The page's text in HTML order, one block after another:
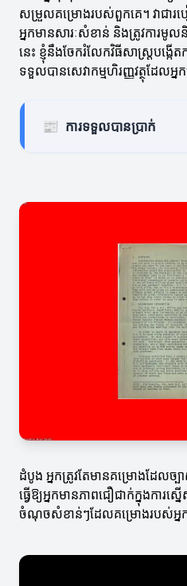
សម្រួលគម្រោងរបស់ពួកគេ។ វាជារ
អ្នកមានសារៈសំខាន់ និងត្រូវការមូល
នេះ ខ្ញុំនឹងចែករំលែកវិធីសាស្ត្របង្
ទទួលបានសេវាកម្មហិរញ្ញវត្ថុដែលអ្នក
📰 ការទទួលបានប្រាក់
ដំបូង អ្នកត្រូវតែមានគម្រោងដែល
ធ្វើឱ្យអ្នកមានភាពជឿជាក់ក្នុងការស្
ចំណុចសំខាន់ៗដែលគម្រោងរបស់អ្ន